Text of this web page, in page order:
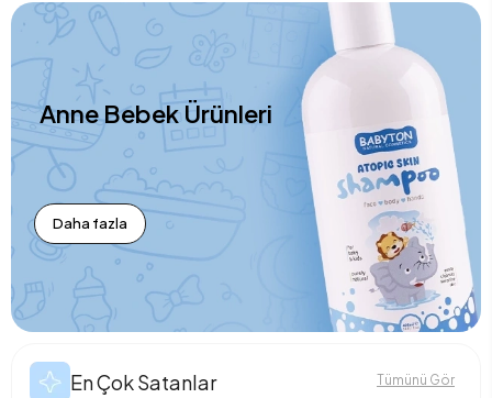
Anne Bebek Ürünleri
Daha fazla
En Çok Satanlar Tümünü Gör